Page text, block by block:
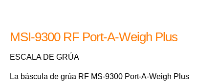
MSI-9300 RF Port-A-Weigh Plus
ESCALA DE GRÚA
La báscula de grúa RF MS-9300 Port-A-Weigh Plus